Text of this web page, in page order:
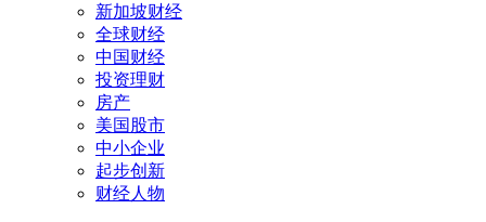
新加坡财经
全球财经
中国财经
投资理财
房产
美国股市
中小企业
起步创新
财经人物